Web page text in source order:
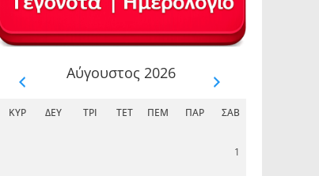
Αύγουστος 2026
ΚΥΡ ΔΕΥ ΤΡΊ ΤΕΤ ΠΈΜ ΠΑΡ ΣΆΒ
1